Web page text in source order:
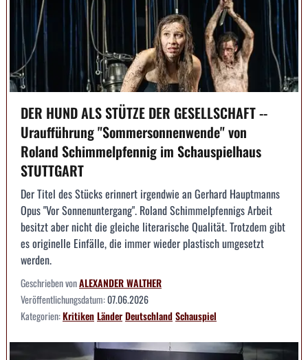
DER HUND ALS STÜTZE DER GESELLSCHAFT --
Uraufführung "Sommersonnenwende" von
Roland Schimmelpfennig im Schauspielhaus
STUTTGART
Der Titel des Stücks erinnert irgendwie an Gerhard Hauptmanns
Opus "Vor Sonnenuntergang". Roland Schimmelpfennigs Arbeit
besitzt aber nicht die gleiche literarische Qualität. Trotzdem gibt
es originelle Einfälle, die immer wieder plastisch umgesetzt
werden.
Geschrieben vonALEXANDER WALTHER
Veröffentlichungsdatum:07.06.2026
Kategorien:KritikenLänderDeutschlandSchauspiel